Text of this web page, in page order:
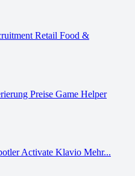
Retail Food &
Preise Game Helper
Activate Klavio Mehr...